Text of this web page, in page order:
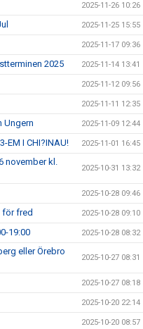
2025-11-26 10:26
2025-11-25 15:55
2025-11-17 09:36
2025 2025-11-14 13:41
2025-11-12 09:56
2025-11-11 12:35
Ungern 2025-11-09 12:44
EM I CHI?INAU! 2025-11-01 16:45
november kl.
2025-10-31 13:32
2025-10-28 09:46
för fred 2025-10-28 09:10
19:00 2025-10-28 08:32
eller Örebro
2025-10-27 08:31
2025-10-27 08:18
2025-10-20 22:14
2025-10-20 08:57